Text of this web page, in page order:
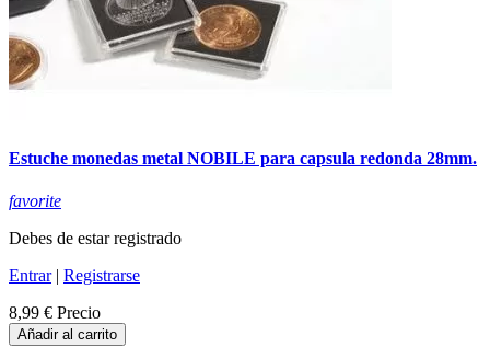
Estuche monedas metal NOBILE para capsula redonda 28mm.
favorite
Debes de estar registrado
Entrar| Registrarse
8,99 € Precio
Añadir al carrito